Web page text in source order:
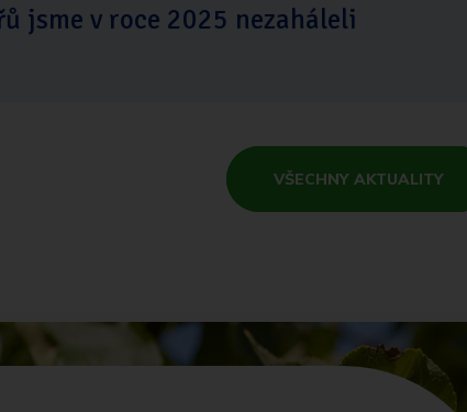
jsme v roce 2025 nezaháleli
VŠECHNY AKTUALITY